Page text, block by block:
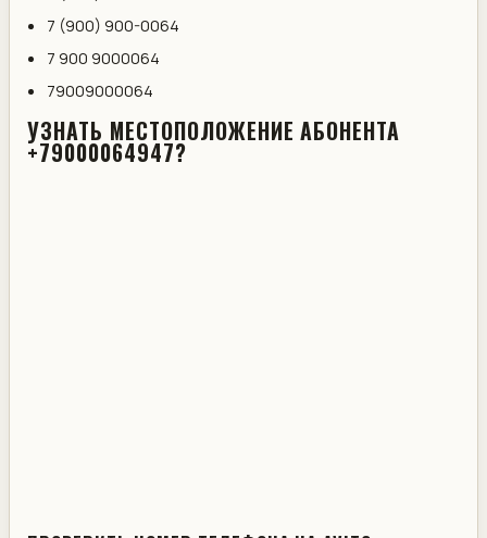
7 (900) 900-0064
7 900 9000064
79009000064
УЗНАТЬ МЕСТОПОЛОЖЕНИЕ АБОНЕНТА
+79000064947?